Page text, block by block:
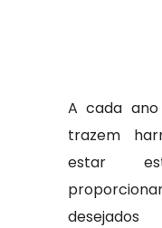
A cada
trazem
estar